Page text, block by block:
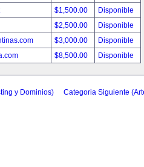
$1,500.00
Disponible
$2,500.00
Disponible
$3,000.00
Disponible
$8,500.00 Disponible
y Dominios) Categoria Siguiente